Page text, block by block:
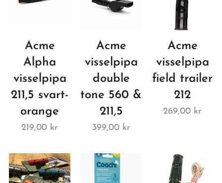
Acme
Alpha
visselpipa
211,5 svart-
orange
219,00 kr
Acme
visselpipa
double
tone 560 &
211,5
399,00kr
Acme
visselpipa
field trailer
212
269,00 kr